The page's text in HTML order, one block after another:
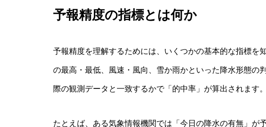
予報精度の指標とは何か
予報精度を理解するためには、いくつかの基本的な指標を
の最高・最低、風速・風向、雪か雨かといった降水形態の
際の観測データと一致するかで「的中率」が算出されます。
たとえば、ある気象情報機関では「今日の降水の有無」が